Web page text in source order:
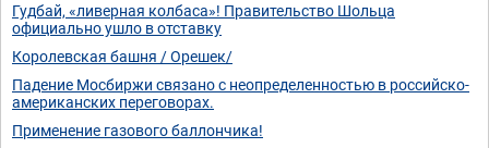
Гудбай, «ливерная колбаса»! Правительство Шольца
официально ушло в отставку
Королевская башня / Орешек/
Падение Мосбиржи связано с неопределенностью в российско-
американских переговорах.
Применение газового баллончика!